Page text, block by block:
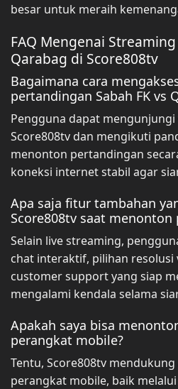
besar untuk meraih
FAQ Mengenai Streaming
Qarabag di Score808tv
Bagaimana cara
pertandingan Sabah FK vs
Pengguna dapat
Score808tv dan mengikuti
menonton pertandingan
koneksi internet stabil agar
Apa saja fitur tambahan
Score808tv saat menonton
Selain live streaming,
chat interaktif, pilihan resolusi
customer support yang siap
mengalami kendala selama
Apakah saya bisa
perangkat mobile?
Tentu, Score808tv
perangkat mobile, baik